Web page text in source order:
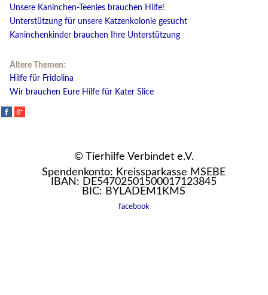
Unsere Kaninchen-Teenies brauchen Hilfe!
Unterstützung für unsere Katzenkolonie gesucht
Kaninchenkinder brauchen Ihre Unterstützung
Ältere Themen:
Hilfe für Fridolina
Wir brauchen Eure Hilfe für Kater Slice
© Tierhilfe Verbindet e.V.
Spendenkonto: Kreissparkasse MSEBE
IBAN: DE54702501500017123845
BIC: BYLADEM1KMS
facebook